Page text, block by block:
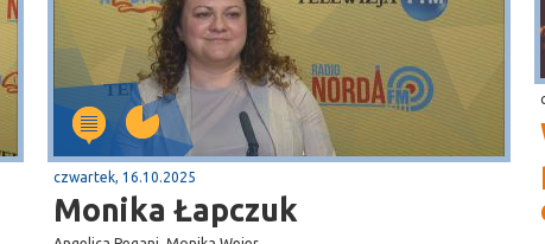
czwartek, 16.10.2025
Monika Łapczuk